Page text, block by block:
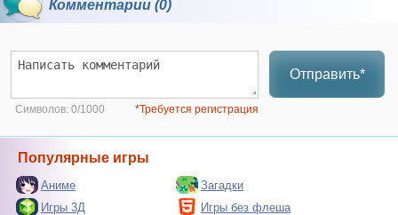
Комментарии (0)
Отправить*
Символов: 0/1000 *Требуется регистрация
Популярные игры
Аниме
Загадки
Игры 3Д
Игры без флеша